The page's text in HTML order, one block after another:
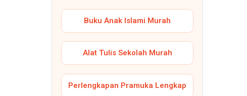
Buku Anak Islami Murah
Alat Tulis Sekolah Murah
Perlengkapan Pramuka Lengkap